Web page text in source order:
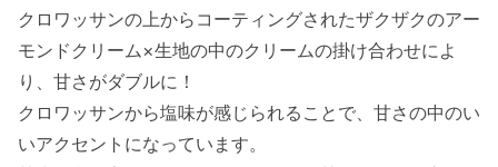
クロワッサンの上からコーティングされたザクザクのアー
モンドクリーム×生地の中のクリームの掛け合わせによ
り、甘さがダブルに！
クロワッサンから塩味が感じられることで、甘さの中のい
いアクセントになっています。